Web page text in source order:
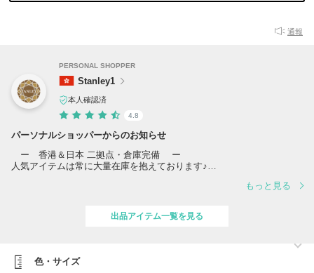
通報
PERSONAL SHOPPER
Stanley1
本人確認済
4.8
パーソナルショッパーからのお知らせ
ー 香港＆日本 二拠点・倉庫完備 ー
人気アイテムは常に大量在庫を抱えております♪
（当日午前中のご注文は即日発送も可能！）
→ 受注後に欧米・アジア正規店から最短ルートで買い付け
（在庫変動が激しいため、ご注文前に在庫確認をおすすめします）
もっと見る
出品アイテム一覧を見る
色・サイズ